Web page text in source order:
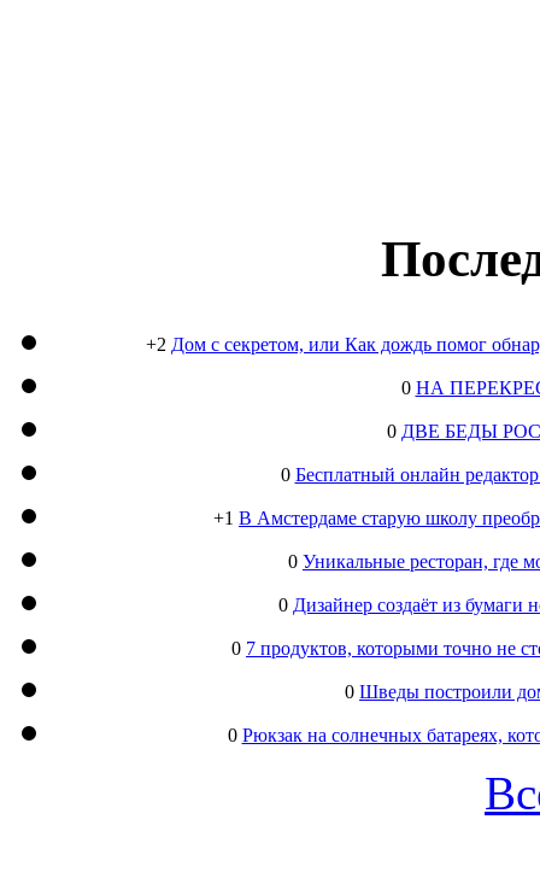
+2 Дом с секретом, или Как дождь помог
0 НА
0 ДВЕ БЕДЫ
0 Бесплатный онлайн
+1 В Амстердаме старую школу
0 Уникальные ресторан, где
0 Дизайнер создаёт из
0 7 продуктов, которыми точно не
0 Шведы построили
0 Рюкзак на солнечных батареях,